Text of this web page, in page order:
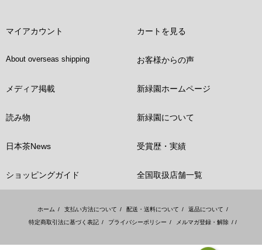
マイアカウント カートを見る
About overseas shipping お客様からの声
メディア掲載 新緑園ホームページ
読み物 新緑園について
日本茶News 受賞歴・実績
ショッピングガイド 全国取扱店舗一覧
ホーム / 支払い方法について / 配送・送料について / 返品について /
特定商取引法に基づく表記 / プライバシーポリシー / メルマガ登録・解除 / /